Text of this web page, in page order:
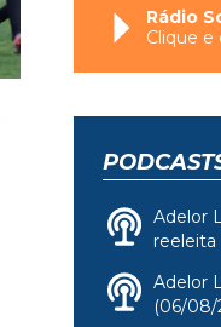
Rádio
Clique e
Adelor
reeleita
Adelor
(06/08/